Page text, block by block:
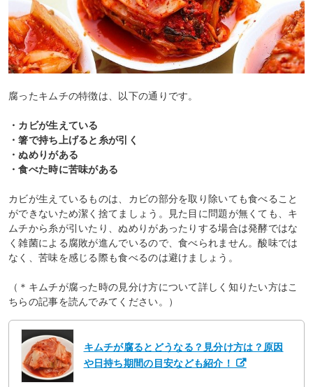
腐ったキムチの特徴は、以下の通りです。
・カビが生えている
・箸で持ち上げると糸が引く
・ぬめりがある
・食べた時に苦味がある
カビが生えているものは、カビの部分を取り除いても食べること
ができないため潔く捨てましょう。見た目に問題が無くても、キ
ムチから糸が引いたり、ぬめりがあったりする場合は発酵ではな
く雑菌による腐敗が進んでいるので、食べられません。酸味では
なく、苦味を感じる際も食べるのは避けましょう。
（＊キムチが腐った時の見分け方について詳しく知りたい方はこ
ちらの記事を読んでみてください。）
キムチが腐るとどうなる？見分け方は？原因
や日持ち期間の目安なども紹介！